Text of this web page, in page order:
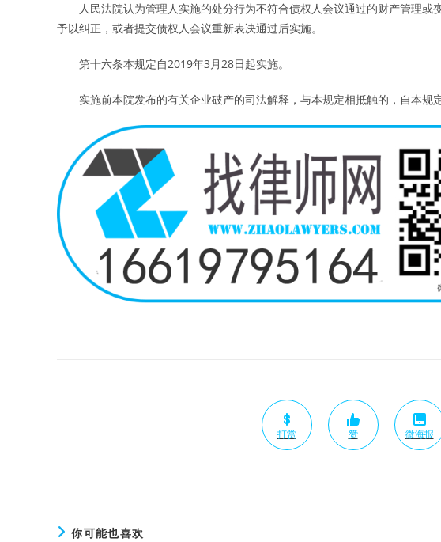
人民法院认为管理人实施的处分行为不符合债权人会议通过的财产管理或
予以纠正，或者提交债权人会议重新表决通过后实施。
第十六条本规定自2019年3月28日起实施。
实施前本院发布的有关企业破产的司法解释，与本规定相抵触的，自本规定
打赏 赞 微海报
你可能也喜欢